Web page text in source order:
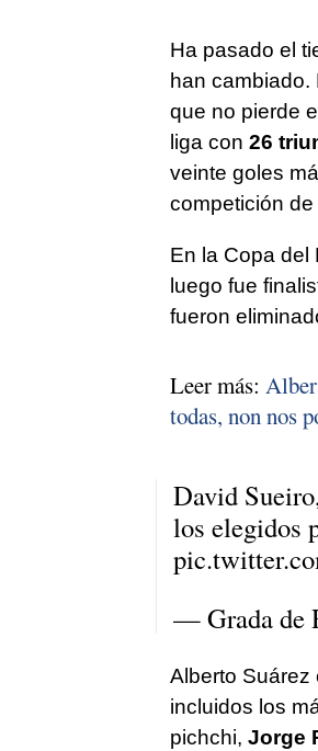
Ha pasado el
han cambiado.
que no pierde
liga con 26
veinte goles
competición
En la Copa del
luego fue
fueron
Leer más:
todas, non nos
David
los elegidos
— Grada de
Alberto Suárez
incluidos los
pichchi, Jorge